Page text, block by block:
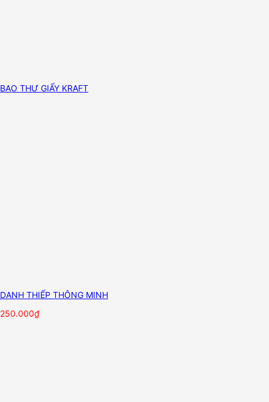
BAO THƯ GIẤY KRAFT
DANH THIẾP THÔNG MINH
250.000₫